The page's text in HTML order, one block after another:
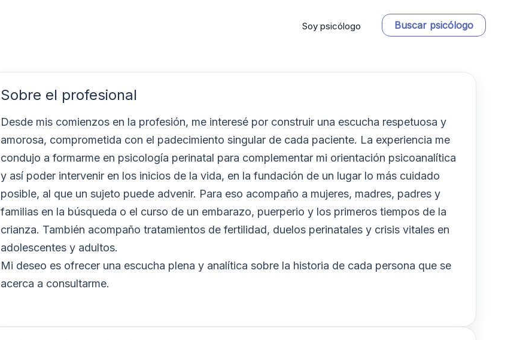
Soy psicólogo Buscar psicólogo
Sobre el profesional
Desde mis comienzos en la profesión, me interesé por construir una escucha respetuosa y
amorosa, comprometida con el padecimiento singular de cada paciente. La experiencia me
condujo a formarme en psicología perinatal para complementar mi orientación psicoanalítica
y así poder intervenir en los inicios de la vida, en la fundación de un lugar lo más cuidado
posible, al que un sujeto puede advenir. Para eso acompaño a mujeres, madres, padres y
familias en la búsqueda o el curso de un embarazo, puerperio y los primeros tiempos de la
crianza. También acompaño tratamientos de fertilidad, duelos perinatales y crisis vitales en
adolescentes y adultos.
Mi deseo es ofrecer una escucha plena y analítica sobre la historia de cada persona que se
acerca a consultarme.